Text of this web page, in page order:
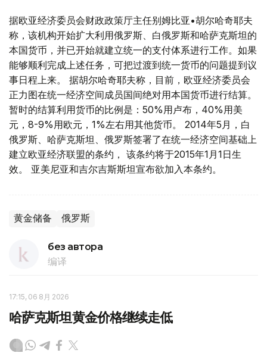
据欧亚经济委员会财政政策厅主任别姆比亚•胡尔哈奇耶夫
称，该机构开始扩大利用俄罗斯、白俄罗斯和哈萨克斯坦的
本国货币，并已开始就建立统一的支付体系进行工作。如果
能够顺利完成上述任务，可把过渡到统一货币的问题提到议
事日程上来。 据胡尔哈奇耶夫称，目前，欧亚经济委员会
正力图在统一经济空间成员国间绝对用本国货币进行结算。
暂时的结算利用货币的比例是：50%用卢布，40%用美
元，8-9%用欧元，1%左右用其他货币。 2014年5月，白
俄罗斯、哈萨克斯坦、俄罗斯签署了在统一经济空间基础上
建立欧亚经济联盟的条约， 该条约将于2015年1月1日生
效。 亚美尼亚和吉尔吉斯斯坦宣布欲加入本条约。
黄金储备 俄罗斯
без автора
编译
17:15, 06 8月 2026
哈萨克斯坦黄金价格继续走低